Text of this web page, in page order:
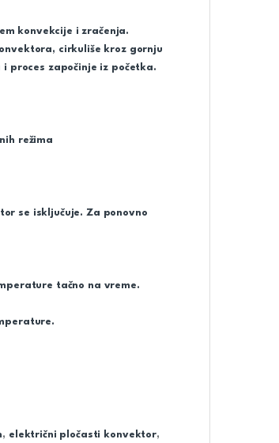
konvekcije i zračenja.
cirkuliše kroz gornju
proces započinje iz početka.
režima
se isključuje. Za ponovno
tačno na vreme.
, električni pločasti konvektor,